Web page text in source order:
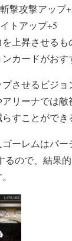
斬撃攻撃アップ
イトアップ+5
上昇させる
カードがおす
させるビジ
リーナでは敵
すことができ
ーレムはパ
るので、結果